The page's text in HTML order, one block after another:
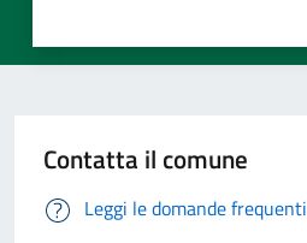
Contatta il comune
Leggi le domande frequenti